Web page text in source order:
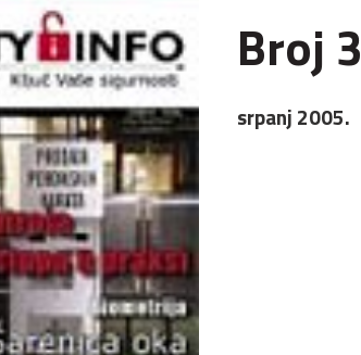
Broj 3
srpanj 2005.